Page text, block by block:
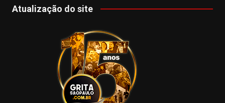
c
a
m
T
k
o
gl
e
M
a
p
u
u
b
e
Atualização do site